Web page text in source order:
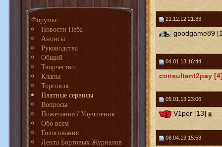
Форумы:
Новости Неба
Анонсы
Руководства
Общий
Творчество
Кланы
Торговля
Платные сервисы
Вопросы
Пожелания / Улучшения
Обо всем
Голосования
Лента Бортовых Журналов
21.12.12 21:33
goodgame89
04.01.13 16:44
consultant2pay
05.01.13 23:06
V1per [13]
08.04.13 15:53